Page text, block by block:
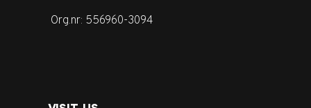
Org.nr: 556960-3094